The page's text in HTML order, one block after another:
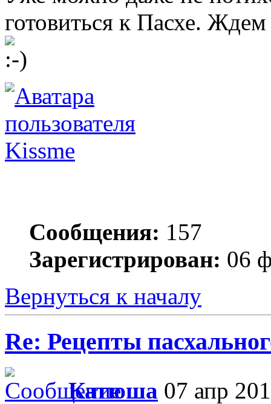
готовиться к Пасхе.
Kissme
Сообщения: 157
Зарегистрирован: 06
Вернуться к началу
Re: Рецепты
Катюша 07 апр